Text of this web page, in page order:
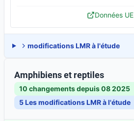
Données UE
modifications LMR à l'étude
Amphibiens et reptiles
10 changements depuis08 2025
5Les modifications LMR à l'étude